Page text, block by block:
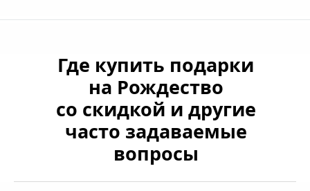
Где купить подарки
на Рождество
со скидкой и другие
часто задаваемые
вопросы